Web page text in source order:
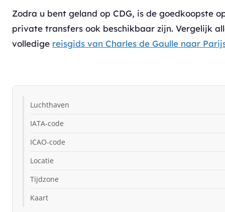
Zodra u bent geland op CDG, is de goedkoopste
private transfers ook beschikbaar zijn. Vergelijk
volledige reisgids van Charles de Gaulle naar
Luchthaven
IATA-code
ICAO-code
Locatie
Tijdzone
Kaart